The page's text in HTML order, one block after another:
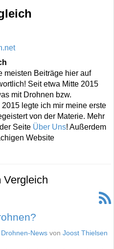
meisten Beiträge hier auf
Seit etwa Mitte 2015
mit Drohnen bzw.
legte ich mir meine erste
von der Materie. Mehr
Seite Über Uns! Außerdem
Website
Vergleich
Drohnen-News von Joost Thielsen